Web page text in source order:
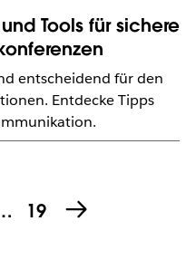
Tools für sichere
entscheidend für den
Entdecke Tipps
19